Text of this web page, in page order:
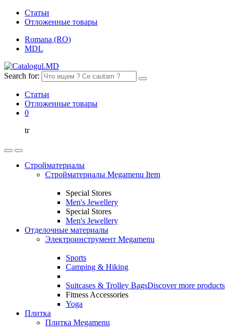
Статьи
Отложенные товары
Romana (RO)
MDL
Search for:
Статьи
Отложенные товары
0
tr
Стройматериалы
Стройматериалы Megamenu Item
Special Stores
Men's Jewellery
Special Stores
Men's Jewellery
Отделочные материалы
Электроинструмент Megamenu
Sports
Camping & Hiking
Suitcases & Trolley BagsDiscover more products
Fitness Accessories
Yoga
Плитка
Плитка Megamenu